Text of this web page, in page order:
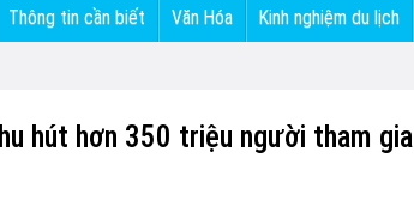
Thông tin cần biết Văn Hóa Kinh nghiệm du lịch
hút hơn 350 triệu người tham gia